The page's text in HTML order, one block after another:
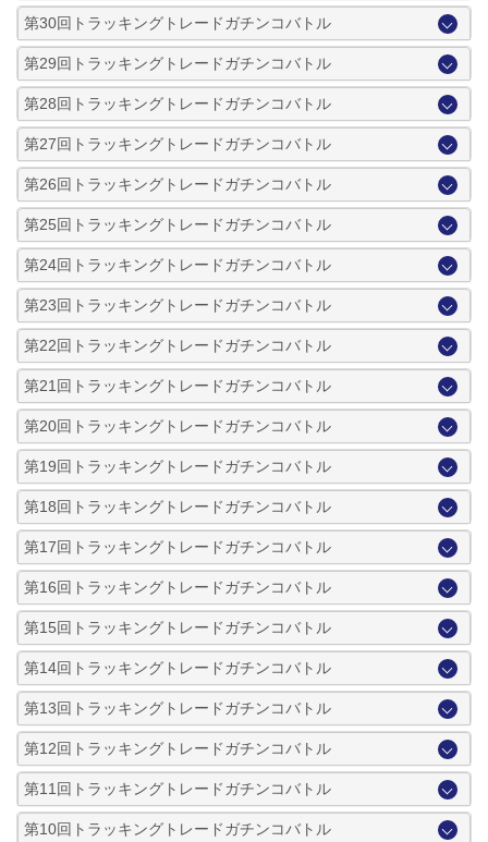
第30回トラッキングトレードガチンコバトル
第29回トラッキングトレードガチンコバトル
第28回トラッキングトレードガチンコバトル
第27回トラッキングトレードガチンコバトル
第26回トラッキングトレードガチンコバトル
第25回トラッキングトレードガチンコバトル
第24回トラッキングトレードガチンコバトル
第23回トラッキングトレードガチンコバトル
第22回トラッキングトレードガチンコバトル
第21回トラッキングトレードガチンコバトル
第20回トラッキングトレードガチンコバトル
第19回トラッキングトレードガチンコバトル
第18回トラッキングトレードガチンコバトル
第17回トラッキングトレードガチンコバトル
第16回トラッキングトレードガチンコバトル
第15回トラッキングトレードガチンコバトル
第14回トラッキングトレードガチンコバトル
第13回トラッキングトレードガチンコバトル
第12回トラッキングトレードガチンコバトル
第11回トラッキングトレードガチンコバトル
第10回トラッキングトレードガチンコバトル